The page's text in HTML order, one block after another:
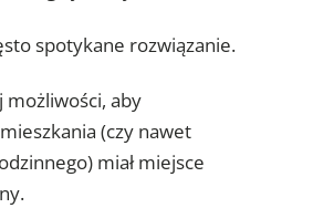
spotykane rozwiązanie.
możliwości, aby
(czy nawet
miał miejsce